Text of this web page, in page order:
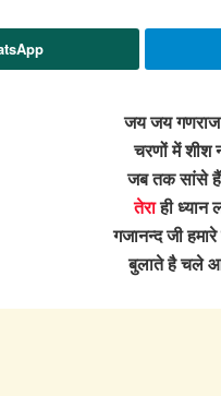
जय जय
चरणों में शीश
जब तक सांसे
तेराही ध्यान
गजानन्द जी
बुलाते है चले